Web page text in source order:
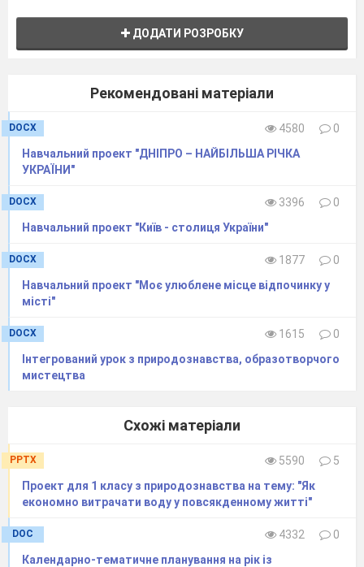
ДОДАТИ РОЗРОБКУ
Рекомендовані матеріали
DOCX 4580
0
Навчальний проект "ДНІПРО – НАЙБІЛЬША РІЧКА
УКРАЇНИ"
DOCX 3396
0
Навчальний проект "Київ - столиця України"
DOCX 1877
0
Навчальний проект "Моє улюблене місце відпочинку у
місті"
DOCX 1615
0
Інтегрований урок з природознавства, образотворчого
мистецтва
Схожі матеріали
PPTX 5590
5
Проект для 1 класу з природознавства на тему: "Як
економно витрачати воду у повсякденному житті"
DOC 4332
0
Календарно-тематичне планування на рік із